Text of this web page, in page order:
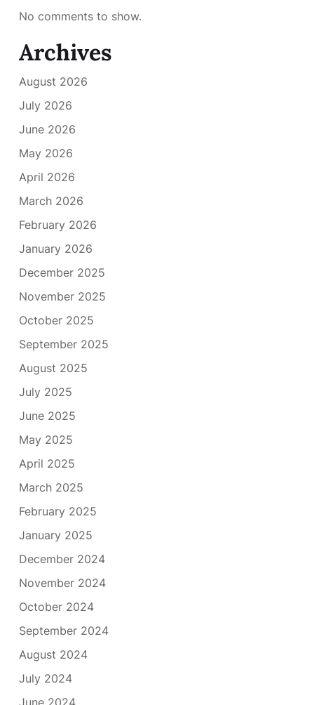
No comments to show.
Archives
August 2026
July 2026
June 2026
May 2026
April 2026
March 2026
February 2026
January 2026
December 2025
November 2025
October 2025
September 2025
August 2025
July 2025
June 2025
May 2025
April 2025
March 2025
February 2025
January 2025
December 2024
November 2024
October 2024
September 2024
August 2024
July 2024
June 2024